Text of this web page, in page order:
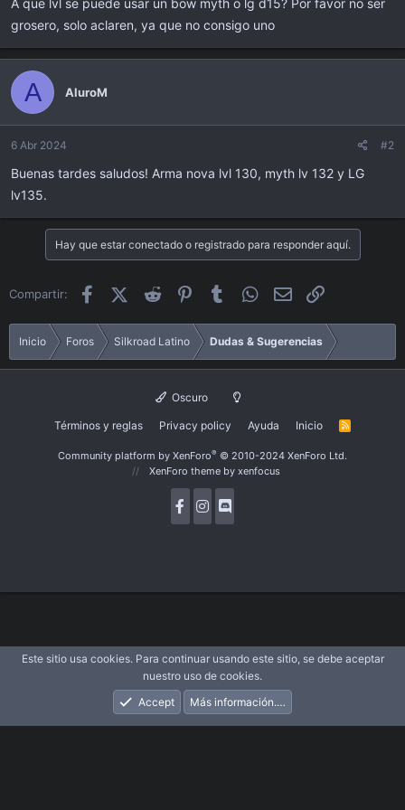
i
c
o
A que lvl se puede usar un bow myth o lg d15? Por favor no ser
grosero, solo aclaren, ya que no consigo uno
A AluroM
6 Abr 2024 #2
Buenas tardes saludos! Arma nova lvl 130, myth lv 132 y LG
lv135.
Hay que estar conectado o registrado para responder aquí.
Compartir: FacebookX (Twitter)
Reddit PinterestTumblr WhatsApp
Email
Inicio Foros Silkroad Latino Dudas & Sugerencias
Oscuro
Términos y reglas Privacy policy Ayuda Inicio
R
Community platform by XenForo® © 2010-2024 XenForo Ltd.
XenForo theme by xenfocus
Novedades Acceder Registrarse
Este sitio usa cookies. Para continuar usando este sitio, se debe aceptar
nuestro uso de cookies.
Accept
Más información.…